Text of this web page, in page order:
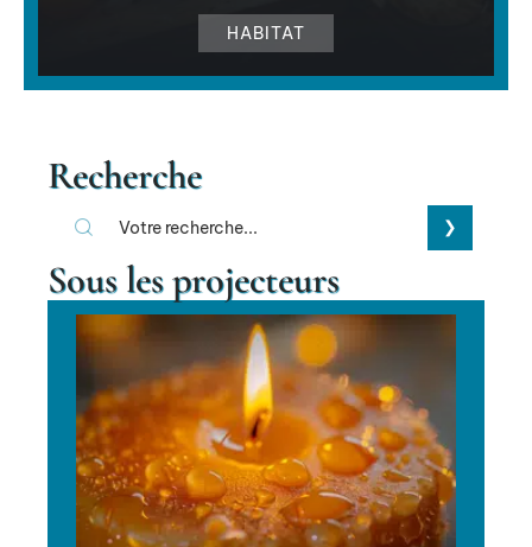
HABITAT
Recherche
Sous les projecteurs